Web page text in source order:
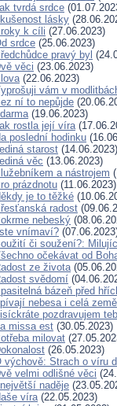
tvrdá srdce
lásky
k cíli (27.06.2023)
srdce (25.06.2023)
pravý byl
věci (23.06.2023)
(22.06.2023)
vám v
ní to nepůjde
(19.06.2023)
rostla její víra
poslední hodinku
starost (14.06.2023)
věc (13.06.2023)
a nástrojem
prázdnotu (11.06.2023)
je to těžké
radost
nebeský
vnímaví?
či soužení?:
očekávat od
ze života
svědomí
bázeň před
nebesa i celá země
pozdravujem
missa est (30.05.2023)
milovat
(26.05.2023)
výchově: Strach o víru
velmi odlišné věci
I největší naděje
víra(22.05.2023)